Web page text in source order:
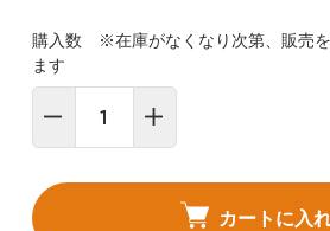
購入数 ※在庫がなくなり次第、販売
ます
カートに入